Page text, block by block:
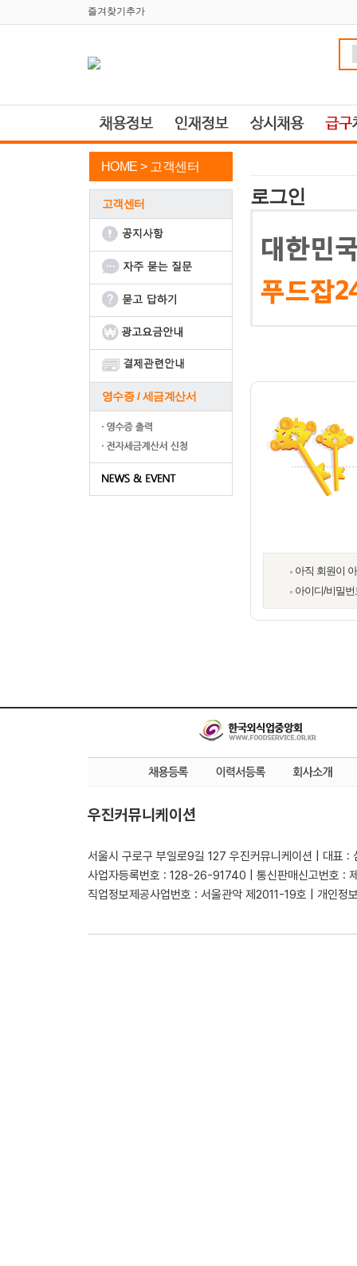
즐겨찾기추가
HOME > 고객센터
고객센터
영수증 / 세금계산서
로그인
아직 회원이
아이디/비밀
우진커뮤니케이션
서울시 구로구 부일로9길 127 우진커뮤니케이션 | 대표 :
사업자등록번호 : 128-26-91740 | 통신판매신고번호 :
직업정보제공사업번호 : 서울관악 제2011-19호 | 개인정